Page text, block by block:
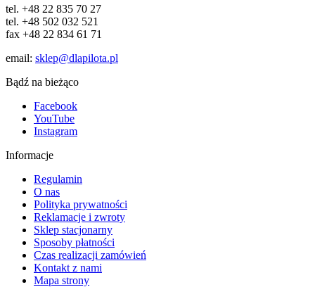
tel. +48 22 835 70 27
tel. +48 502 032 521
fax +48 22 834 61 71
email: sklep@dlapilota.pl
Bądź na bieżąco
Facebook
YouTube
Instagram
Informacje
Regulamin
O nas
Polityka prywatności
Reklamacje i zwroty
Sklep stacjonarny
Sposoby płatności
Czas realizacji zamówień
Kontakt z nami
Mapa strony